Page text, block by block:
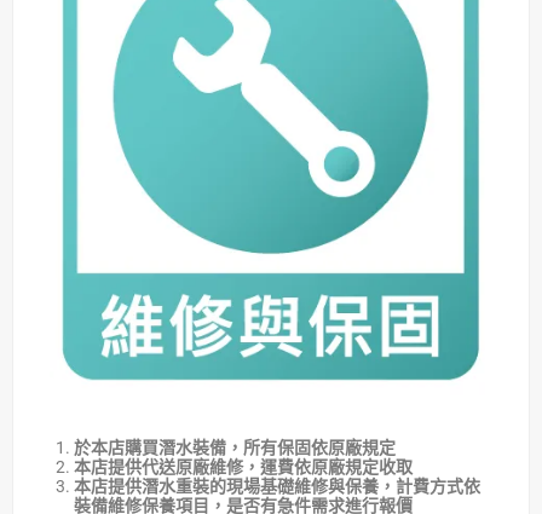
於本店購買潛水裝備，所有保固依原廠規定
本店提供代送原廠維修，運費依原廠規定收取
本店提供潛水重裝的現場基礎維修與保養，計費方式依
裝備維修保養項目，是否有急件需求進行報價